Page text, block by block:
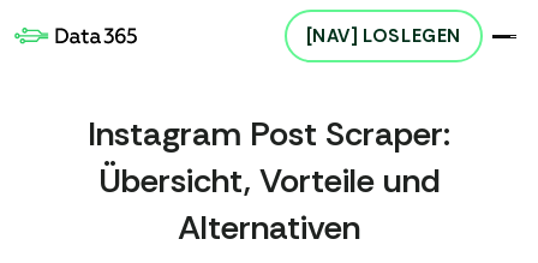
[NAV] LOSLEGEN
Instagram Post Scraper:
Übersicht, Vorteile und
Alternativen